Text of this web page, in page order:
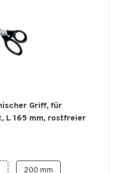
Griff, für
L 165 mm, rostfreier
200 mm